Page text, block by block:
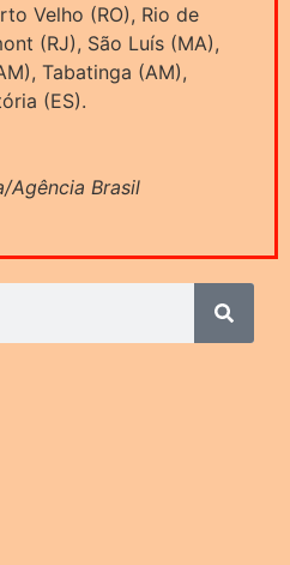
Velho (RO), Rio de
(RJ), São Luís (MA),
Tabatinga (AM),
(ES).
Agência Brasil